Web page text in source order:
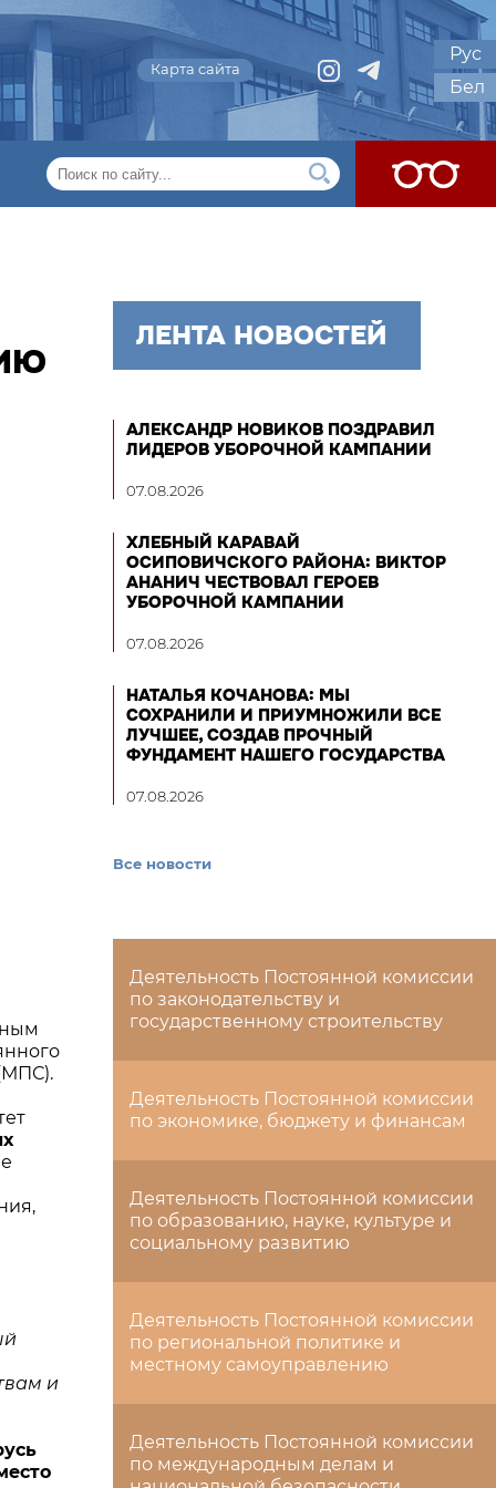
Карта сайта
Рус
Бел
и
ЛЕНТА НОВОСТЕЙ
АЛЕКСАНДР НОВИКОВ ПОЗДРАВИЛ
ЛИДЕРОВ УБОРОЧНОЙ КАМПАНИИ
07.08.2026
ХЛЕБНЫЙ КАРАВАЙ
ОСИПОВИЧСКОГО РАЙОНА: ВИКТОР
АНАНИЧ ЧЕСТВОВАЛ ГЕРОЕВ
УБОРОЧНОЙ КАМПАНИИ
07.08.2026
НАТАЛЬЯ КОЧАНОВА: МЫ
СОХРАНИЛИ И ПРИУМНОЖИЛИ ВСЕ
ЛУЧШЕЕ, СОЗДАВ ПРОЧНЫЙ
ФУНДАМЕНТ НАШЕГО ГОСУДАРСТВА
07.08.2026
Все новости
Деятельность Постоянной комиссии
по законодательству и
государственному строительству
Деятельность Постоянной комиссии
по экономике, бюджету и финансам
Деятельность Постоянной комиссии
по образованию, науке, культуре и
социальному развитию
Деятельность Постоянной комиссии
по региональной политике и
местному самоуправлению
Деятельность Постоянной комиссии
по международным делам и